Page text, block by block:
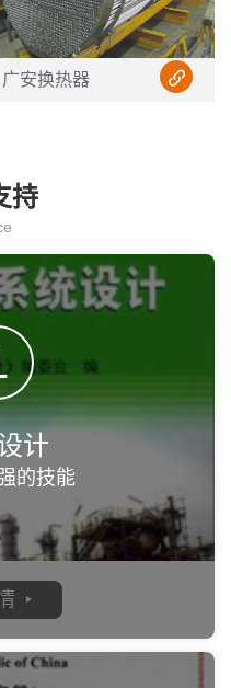
广安换热器
持
计
的技能